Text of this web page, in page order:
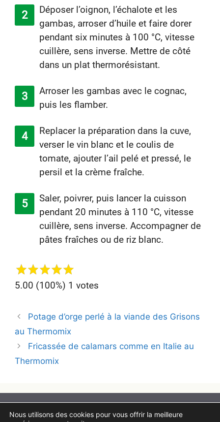
Déposer l’oignon, l’échalote et les
gambas, arroser d’huile et faire dorer
pendant six minutes à 100 °C, vitesse
cuillère, sens inverse. Mettre de côté
dans un plat thermorésistant.
Arroser les gambas avec le cognac,
puis les flamber.
Replacer la préparation dans la cuve,
verser le vin blanc et le coulis de
tomate, ajouter l’ail pelé et pressé, le
persil et la crème fraîche.
Saler, poivrer, puis lancer la cuisson
pendant 20 minutes à 110 °C, vitesse
cuillère, sens inverse. Accompagner de
pâtes fraîches ou de riz blanc.
5.00 (100%) 1 votes
Navegación
Potage d’orge perlé à la viande des Grisons
au Thermomix
Fricassée de calamars comme en Italie au
Thermomix
Paramétrer les cookies
Nous utilisons des cookies pour vous offrir la meilleure